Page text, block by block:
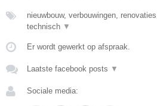
nieuwbouw, verbouwingen,
technisch ▼
Er wordt gewerkt op afspraak.
Laatste facebook posts ▼
Sociale media: